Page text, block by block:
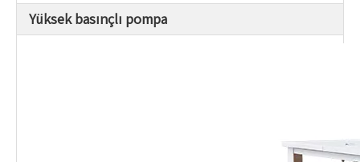
Yüksek basınçlı pompa